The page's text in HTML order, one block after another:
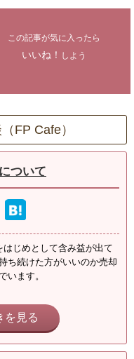
この記事が気に入ったら
いいね！ しよう
FP Cafe）
ついて
じめとして含み益が出て
ち続けた方がいいのか売却
います。
を見る